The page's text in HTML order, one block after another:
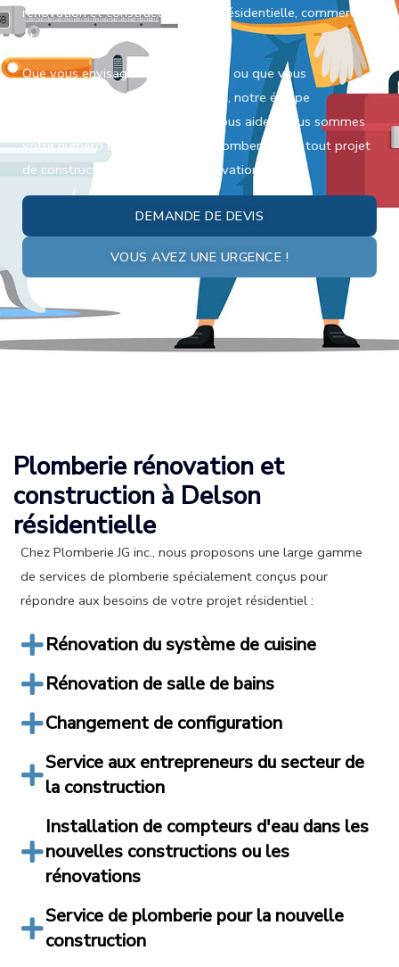
rénovation et construction neuve résidentielle, commerciale
et industrielle.
Que vous envisagiez une extension ou que vous
construisiez une nouvelle structure, notre équipe
hautement qualifiée est prête à vous aider. Nous sommes
votre numéro un en matière de plomberie pour tout projet
de construction neuve ou de rénovation.
DEMANDE DE DEVIS
VOUS AVEZ UNE URGENCE !
Plomberie rénovation et
construction à Delson
résidentielle
Chez Plomberie JG inc., nous proposons une large gamme
de services de plomberie spécialement conçus pour
répondre aux besoins de votre projet résidentiel :
Rénovation du système de cuisine
Rénovation de salle de bains
Changement de configuration
Service aux entrepreneurs du secteur de
la construction
Installation de compteurs d'eau dans les
nouvelles constructions ou les
rénovations
Service de plomberie pour la nouvelle
construction